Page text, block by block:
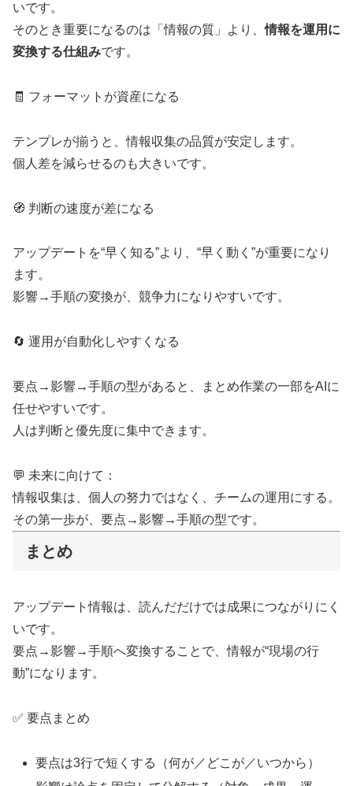
いです。
そのとき重要になるのは「情報の質」より、情報を運用に
変換する仕組みです。
🧾 フォーマットが資産になる
テンプレが揃うと、情報収集の品質が安定します。
個人差を減らせるのも大きいです。
🧭 判断の速度が差になる
アップデートを“早く知る”より、“早く動く”が重要になり
ます。
影響→手順の変換が、競争力になりやすいです。
🔄 運用が自動化しやすくなる
要点→影響→手順の型があると、まとめ作業の一部をAIに
任せやすいです。
人は判断と優先度に集中できます。
💬 未来に向けて：
情報収集は、個人の努力ではなく、チームの運用にする。
その第一歩が、要点→影響→手順の型です。
まとめ
アップデート情報は、読んだだけでは成果につながりにく
いです。
要点→影響→手順へ変換することで、情報が“現場の行
動”になります。
✅ 要点まとめ
要点は3行で短くする（何が／どこが／いつから）